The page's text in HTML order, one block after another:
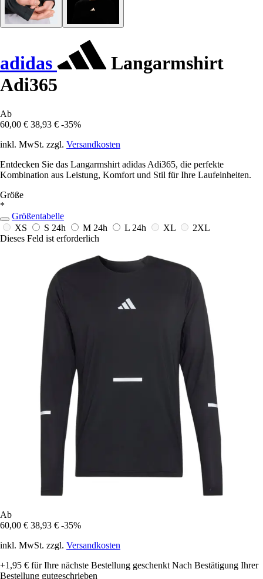
adidas
Langarmshirt
Adi365
Ab
60,00 € 38,93 € -35%
inkl. MwSt. zzgl. Versandkosten
Entdecken Sie das Langarmshirt adidas Adi365, die perfekte
Kombination aus Leistung, Komfort und Stil für Ihre Laufeinheiten.
Größe
*
Größentabelle
XS
S 24h M 24h L 24h XL
2XL
Dieses Feld ist erforderlich
Ab
60,00 € 38,93 € -35%
inkl. MwSt. zzgl. Versandkosten
+1,95 € für Ihre nächste Bestellung geschenkt Nach Bestätigung Ihrer
Bestellung gutgeschrieben